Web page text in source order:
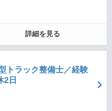
詳細を見る
トラック整備士／経験
2日